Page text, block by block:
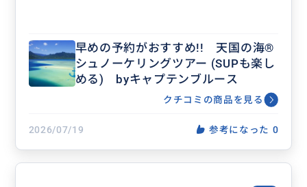
早めの予約がおすすめ!! 天国の海®
シュノーケリングツアー (SUPも楽し
める) byキャプテンブルース
クチコミの商品を見る
2026/07/19 参考になった 0